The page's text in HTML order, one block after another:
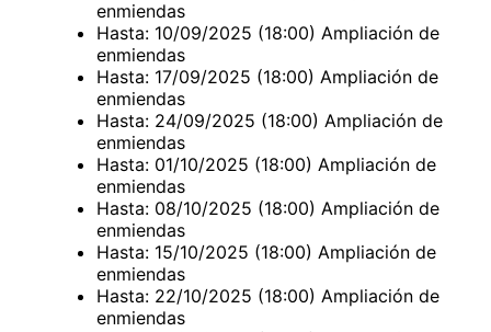
enmiendas
Hasta: 10/09/2025 (18:00) Ampliación de
enmiendas
Hasta: 17/09/2025 (18:00) Ampliación de
enmiendas
Hasta: 24/09/2025 (18:00) Ampliación de
enmiendas
Hasta: 01/10/2025 (18:00) Ampliación de
enmiendas
Hasta: 08/10/2025 (18:00) Ampliación de
enmiendas
Hasta: 15/10/2025 (18:00) Ampliación de
enmiendas
Hasta: 22/10/2025 (18:00) Ampliación de
enmiendas